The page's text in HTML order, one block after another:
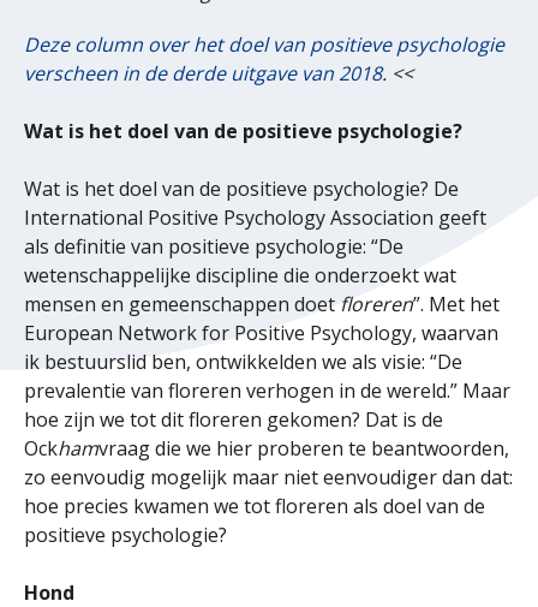
Deze column over het doel van positieve psychologie
verscheen in de derde uitgave van 2018. <<
Wat is het doel van de positieve psychologie?
Wat is het doel van de positieve psychologie? De
International Positive Psychology Association geeft
als definitie van positieve psychologie: “De
wetenschappelijke discipline die onderzoekt wat
mensen en gemeenschappen doet floreren”. Met het
European Network for Positive Psychology, waarvan
ik bestuurslid ben, ontwikkelden we als visie: “De
prevalentie van floreren verhogen in de wereld.” Maar
hoe zijn we tot dit floreren gekomen? Dat is de
Ockhamvraag die we hier proberen te beantwoorden,
zo eenvoudig mogelijk maar niet eenvoudiger dan dat:
hoe precies kwamen we tot floreren als doel van de
positieve psychologie?
Hond